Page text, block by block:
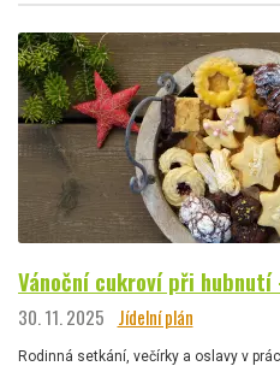
Vánoční cukroví při
30. 11. 2025 Jídelní plán
Rodinná setkání, večírky a oslavy v